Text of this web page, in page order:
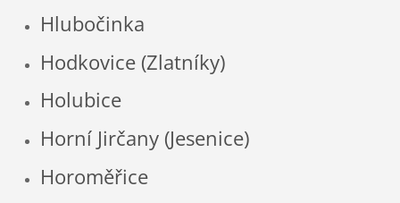
Hlubočinka
Hodkovice (Zlatníky)
Holubice
Horní Jirčany (Jesenice)
Horoměřice